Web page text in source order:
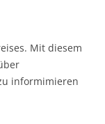
Mit diesem
informimieren